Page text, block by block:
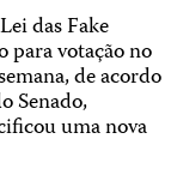
das Fake
para votação no
de acordo
Senado,
uma nova